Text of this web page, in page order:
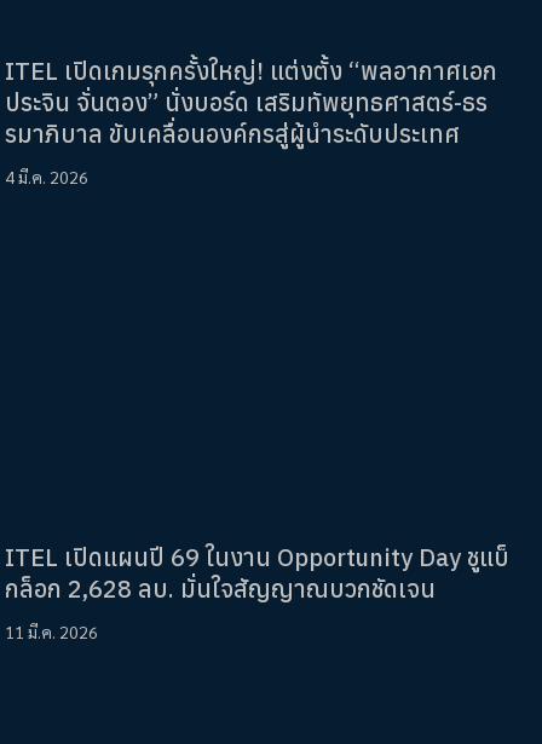
ITEL เปิดเกมรุกครั้งใหญ่! แต่งตั้ง “พลอากาศเอก
ประจิน จั่นตอง” นั่งบอร์ด เสริมทัพยุทธศาสตร์-ธร
รมาภิบาล ขับเคลื่อนองค์กรสู่ผู้นำระดับประเทศ
4 มี.ค. 2026
ITEL เปิดแผนปี 69 ในงาน Opportunity Day ชูแบ็
กล็อก 2,628 ลบ. มั่นใจสัญญาณบวกชัดเจน
11 มี.ค. 2026